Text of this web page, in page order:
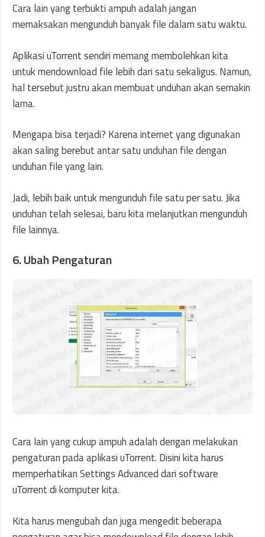
Cara lain yang terbukti ampuh adalah jangan
memaksakan mengunduh banyak file dalam satu waktu.
Aplikasi uTorrent sendiri memang membolehkan kita
untuk mendownload file lebih dari satu sekaligus. Namun,
hal tersebut justru akan membuat unduhan akan semakin
lama.
Mengapa bisa terjadi? Karena internet yang digunakan
akan saling berebut antar satu unduhan file dengan
unduhan file yang lain.
Jadi, lebih baik untuk mengunduh file satu per satu. Jika
unduhan telah selesai, baru kita melanjutkan mengunduh
file lainnya.
6. Ubah Pengaturan
Cara lain yang cukup ampuh adalah dengan melakukan
pengaturan pada aplikasi uTorrent. Disini kita harus
memperhatikan Settings Advanced dari software
uTorrent di komputer kita.
Kita harus mengubah dan juga mengedit beberapa